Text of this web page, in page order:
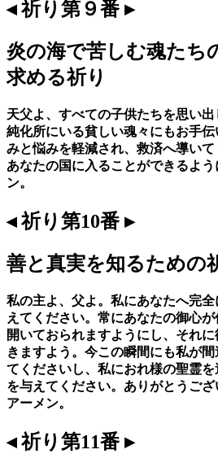
◂ 祈り第９番 ▸
炎の海で苦しむ魂たち
求める祈り
天父よ、すべての子供たちを思い
純化所にいる貧しい魂々にもお手
みと悩みを軽減され、救済へ導い
あなたの国に入ることができるよ
ン。
◂ 祈り第10番 ▸
善と真実を知るための
私の主よ、父よ。私にあなたへ完
えてください。常にあなたの御心
開いておられますようにし、それ
きますよう。今この瞬間にも私が
てくださいし、私におれ様の聖霊
を与えてください。ありがとうござ
アーメン。
◂ 祈り第11番 ▸